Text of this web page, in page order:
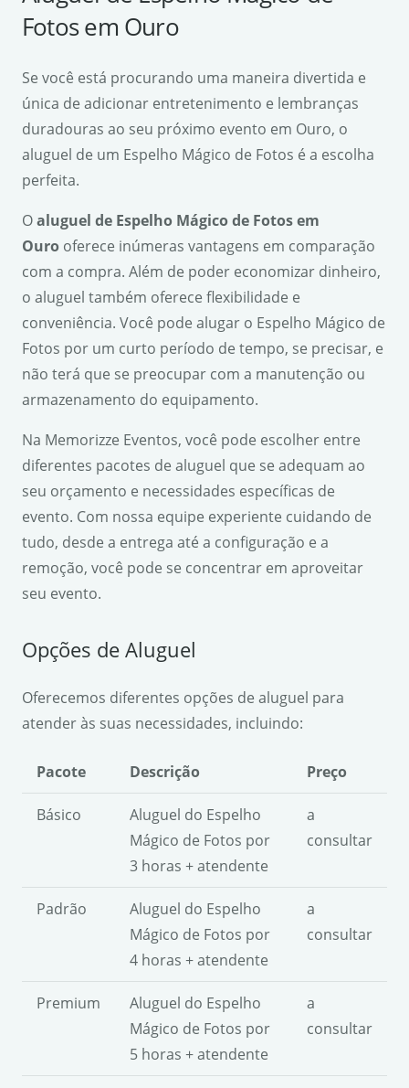
Fotos em Ouro
Se você está procurando uma maneira divertida e
única de adicionar entretenimento e lembranças
duradouras ao seu próximo evento em Ouro, o
aluguel de um Espelho Mágico de Fotos é a escolha
perfeita.
Oaluguel de Espelho Mágico de Fotos em
Ouro oferece inúmeras vantagens em comparação
com a compra. Além de poder economizar dinheiro,
o aluguel também oferece flexibilidade e
conveniência. Você pode alugar o Espelho Mágico de
Fotos por um curto período de tempo, se precisar, e
não terá que se preocupar com a manutenção ou
armazenamento do equipamento.
Na Memorizze Eventos, você pode escolher entre
diferentes pacotes de aluguel que se adequam ao
seu orçamento e necessidades específicas de
evento. Com nossa equipe experiente cuidando de
tudo, desde a entrega até a configuração e a
remoção, você pode se concentrar em aproveitar
seu evento.
Opções de Aluguel
Oferecemos diferentes opções de aluguel para
atender às suas necessidades, incluindo:
Pacote Descrição Preço
Básico
Aluguel do Espelho
Mágico de Fotos por
3 horas + atendente
a
consultar
Padrão
Aluguel do Espelho
Mágico de Fotos por
4 horas + atendente
a
consultar
Premium
Aluguel do Espelho
Mágico de Fotos por
5 horas + atendente
a
consultar